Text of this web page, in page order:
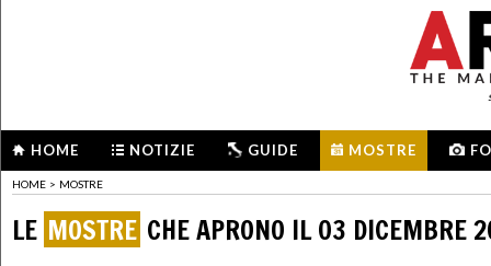
HOME NOTIZIE GUIDE MOSTRE
HOME > MOSTRE
LE MOSTRE CHE APRONO IL 03 DICEMBRE